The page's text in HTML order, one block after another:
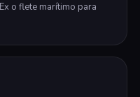
o flete marítimo para